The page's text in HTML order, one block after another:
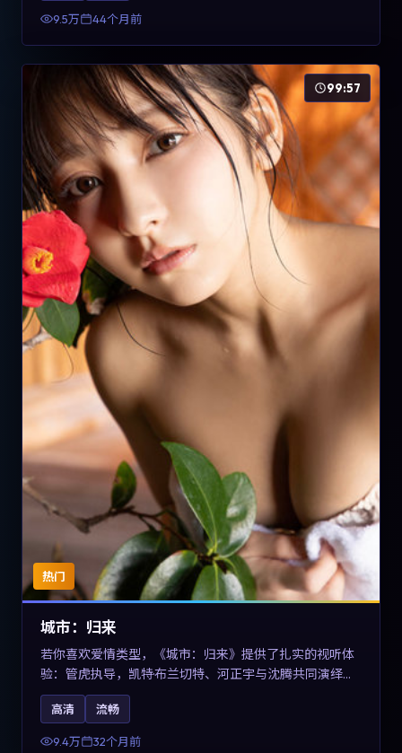
9.5万 44个月前
热门
99:57
城市：归来
若你喜欢爱情类型，《城市：归来》提供了扎实的视听体
验：管虎执导，凯特·布兰切特、河正宇与沈腾共同演绎。
影片2023年于德国上映，内容在有限空间内完成高密度的
戏剧冲突，关键词包含高清流畅、人物关系与情节反转，
适合检索「2023爱情」「德国电影」的用户。
高清 流畅
9.4万 32个月前